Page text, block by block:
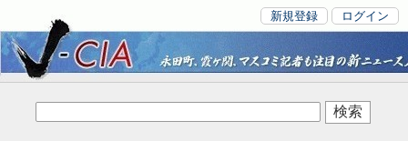
新規登録 ログイン